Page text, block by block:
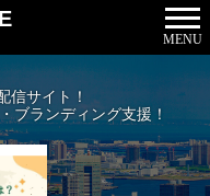
MENU
信サイト！
ブランディング支援！